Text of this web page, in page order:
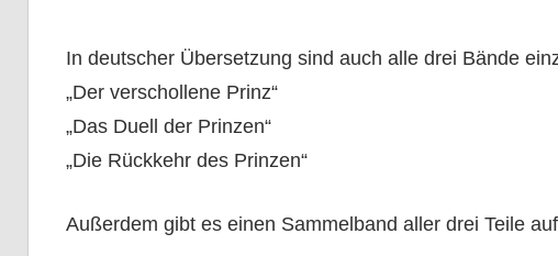
In deutscher Übersetzung sind auch alle drei Bände
„Der verschollene Prinz“
„Das Duell der Prinzen“
„Die Rückkehr des Prinzen“
Außerdem gibt es einen Sammelband aller drei Teile